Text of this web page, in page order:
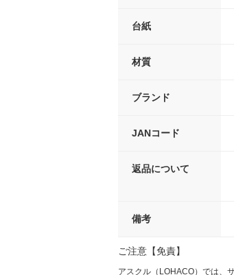
台紙
材質
ブランド
JANコード
返品について
備考
ご注意【免責】
アスクル（LOHACO）では、